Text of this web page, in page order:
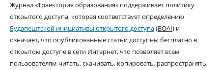
Журнал «Траектория образования» поддерживает политику
открытого доступа, которая соответствует определению
Будапештской инициативы открытого доступа(BOAI) и
означает, что опубликованные статьи доступны бесплатно в
открытом доступе в сети Интернет, что позволяет всем
пользователям читать, скачивать, копировать, распространять,